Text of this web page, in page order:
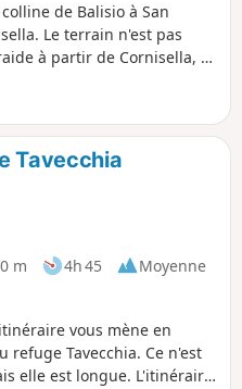
de Balisio à San
Le terrain n'est pas
à partir de Cornisella, ce
Alpes de la Valteline est
Tavecchia
m 4h 45
Moyenne
vous mène en
refuge Tavecchia. Ce n'est
elle est longue. L'itinéraire